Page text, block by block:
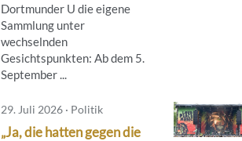
Dortmunder U die eigene
Sammlung unter
wechselnden
Gesichtspunkten: Ab dem 5.
September ...
29. Juli 2026 · Politik
„Ja, die hatten gegen die